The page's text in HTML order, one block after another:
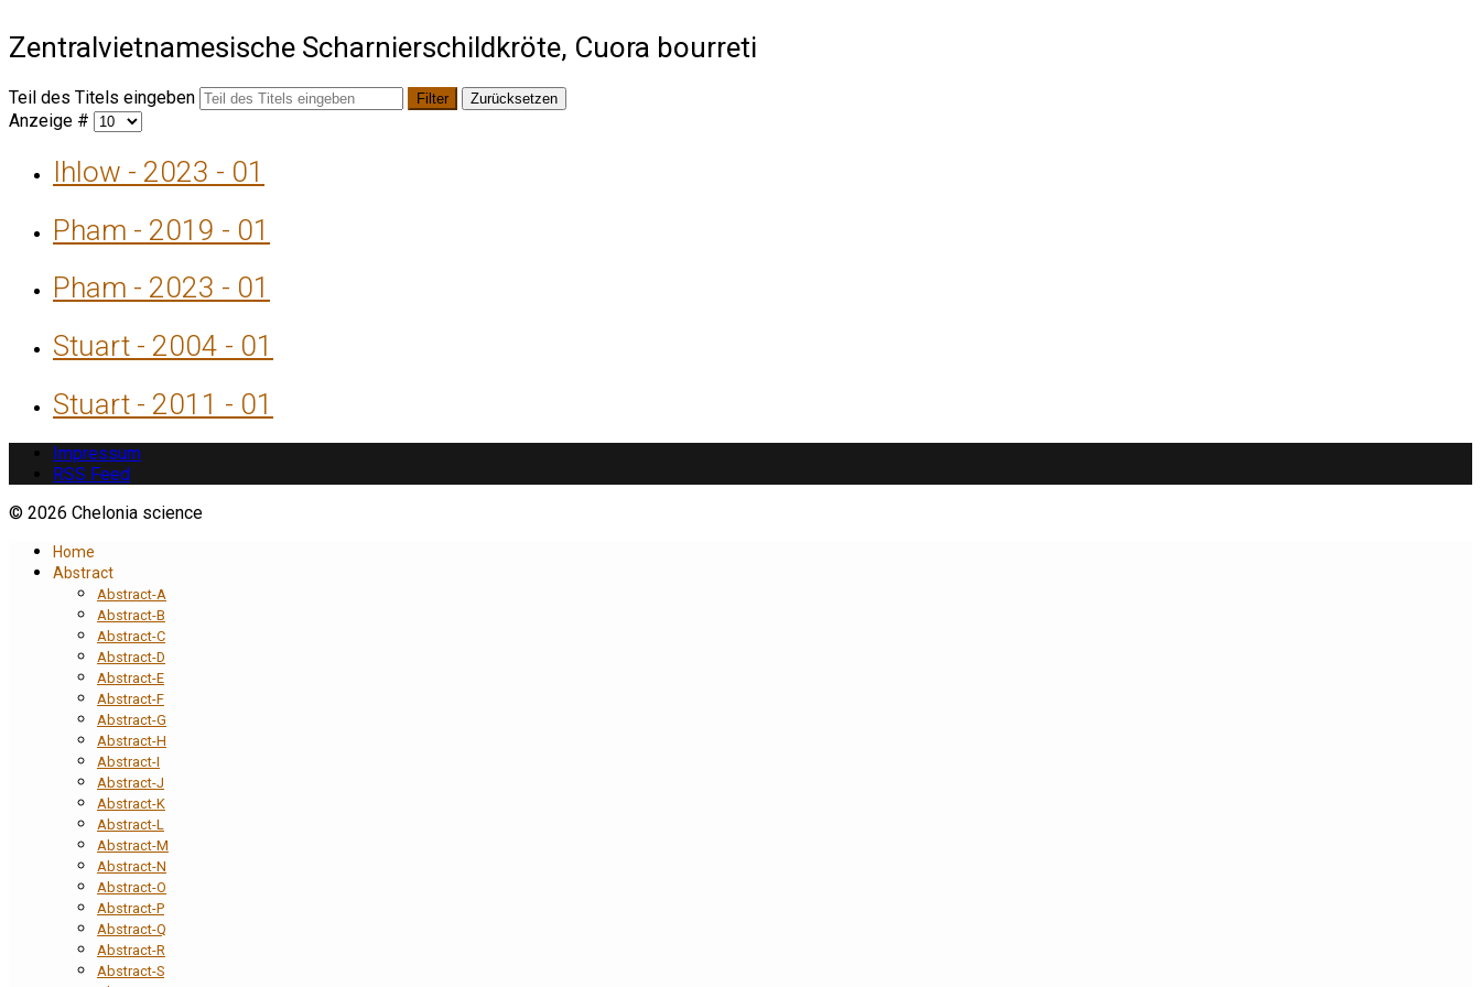
Zentralvietnamesische Scharnierschildkröte, Cuora bourreti
Teil des Titels eingeben Filter Zurücksetzen
Anzeige #
Ihlow - 2023 - 01
Pham - 2019 - 01
Pham - 2023 - 01
Stuart - 2004 - 01
Stuart - 2011 - 01
Impressum
RSS Feed
© 2026 Chelonia science
Home
Abstract
Abstract-A
Abstract-B
Abstract-C
Abstract-D
Abstract-E
Abstract-F
Abstract-G
Abstract-H
Abstract-I
Abstract-J
Abstract-K
Abstract-L
Abstract-M
Abstract-N
Abstract-O
Abstract-P
Abstract-Q
Abstract-R
Abstract-S